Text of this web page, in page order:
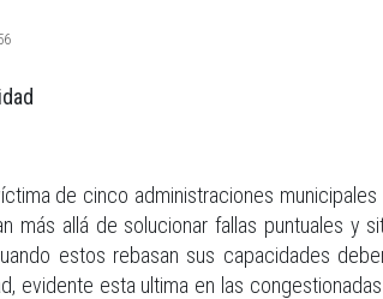
de cinco administraciones
más allá de solucionar fallas puntuales y
estos rebasan sus capacidades
evidente esta ultima en las